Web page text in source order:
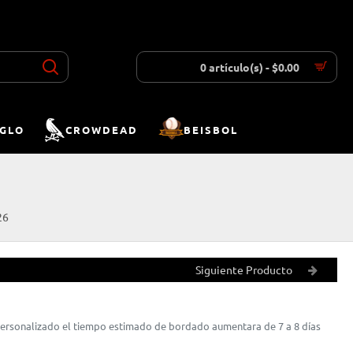
0 artículo(s) - $0.00
CROWDEAD BEISBOL
Siguiente Producto
el tiempo estimado de bordado aumentara de 7 a 8 días